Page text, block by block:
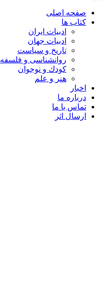
صفحه اصلی
کتاب ها
ادبیات ایران
ادبیات جهان
تاریخ و سیاست
روانشناسی و فلسفه
کودك و نوجوان
هنر و علم
اخبار
درباره ما
تماس با ما
ارسال اثر